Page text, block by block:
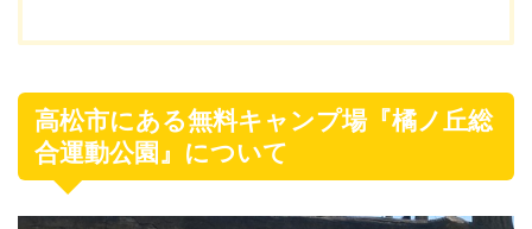
高松市にある無料キャンプ場『橘ノ丘総
合運動公園』について